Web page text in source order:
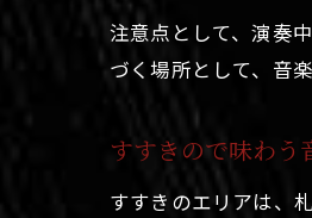
注意点として、演奏
づく場所として、音
すすきので味わう
すすきのエリアは、